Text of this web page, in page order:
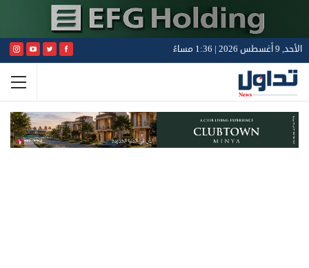
الأحد, 9 أغسطس 2026 | 1:36 مساءً